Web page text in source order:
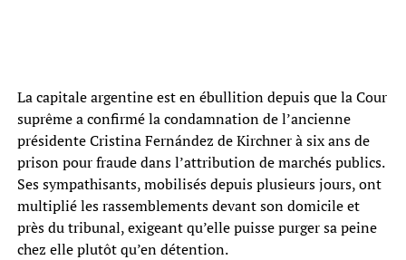
La capitale argentine est en ébullition depuis que la Cour
suprême a confirmé la condamnation de l’ancienne
présidente Cristina Fernández de Kirchner à six ans de
prison pour fraude dans l’attribution de marchés publics.
Ses sympathisants, mobilisés depuis plusieurs jours, ont
multiplié les rassemblements devant son domicile et
près du tribunal, exigeant qu’elle puisse purger sa peine
chez elle plutôt qu’en détention.